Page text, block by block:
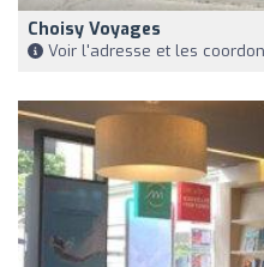
Choisy Voyages
Voir l'adresse et les